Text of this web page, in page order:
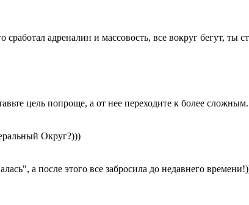
адреналин и массовость, все вокруг бегут, ты
цель попроще, а от нее переходите к более сложным.
Округ?)))
а после этого все забросила до недавнего